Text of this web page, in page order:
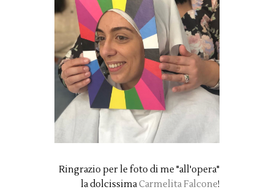
Ringrazio per le foto di me "all'opera"
la dolcissimaCarmelita Falcone!